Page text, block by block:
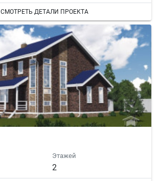
СМОТРЕТЬ ДЕТАЛИ ПРОЕКТА
Этажей
2